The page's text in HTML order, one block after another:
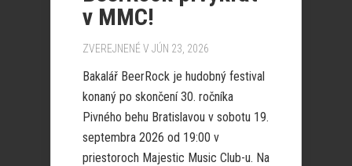
v MMC!
ZVEREJNENÉ V JÚN 23, 2026
Bakalář BeerRock je hudobný festival
konaný po skončení 30. ročníka
Pivného behu Bratislavou v sobotu 19.
septembra 2026 od 19:00 v
priestoroch Majestic Music Club-u. Na